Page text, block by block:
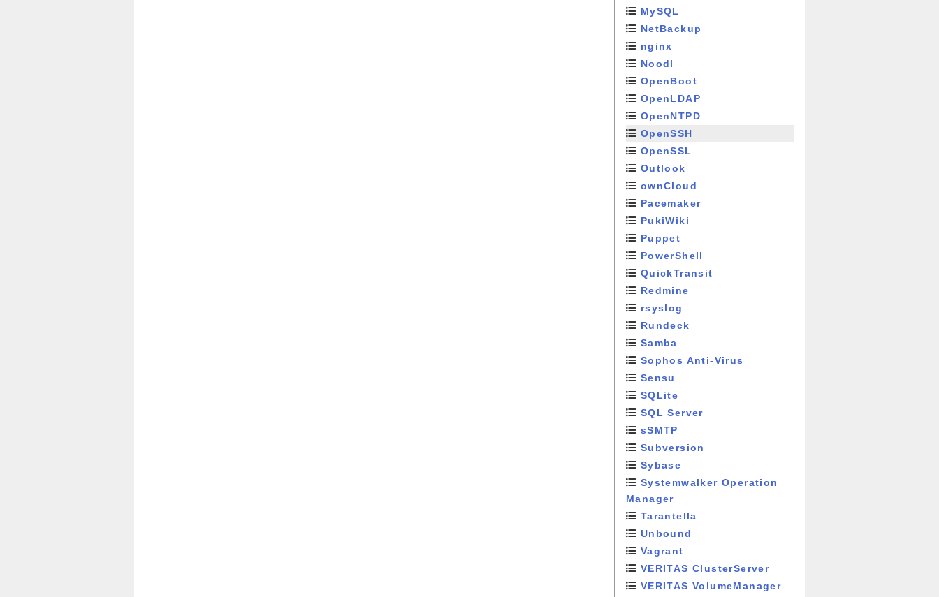
MySQL
NetBackup
nginx
Noodl
OpenBoot
OpenLDAP
OpenNTPD
OpenSSH
OpenSSL
Outlook
ownCloud
Pacemaker
PukiWiki
Puppet
PowerShell
QuickTransit
Redmine
rsyslog
Rundeck
Samba
Sophos Anti-Virus
Sensu
SQLite
SQL Server
sSMTP
Subversion
Sybase
Systemwalker Operation
Manager
Tarantella
Unbound
Vagrant
VERITAS ClusterServer
VERITAS VolumeManager